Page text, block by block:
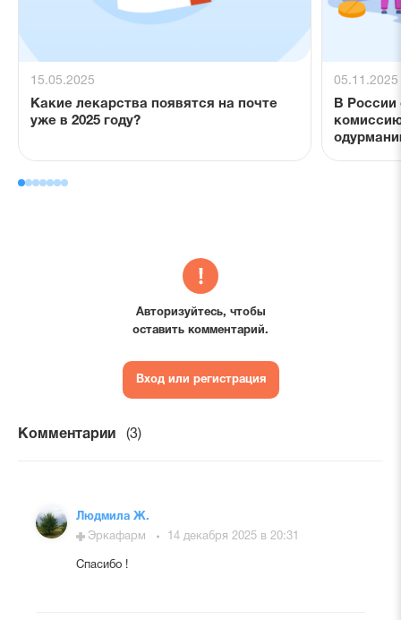
15.05.2025
Какие лекарства появятся на почте
уже в 2025 году?
05.11.2025
В
Авторизуйтесь, чтобы
оставить комментарий.
Вход или регистрация
Комментарии (3)
Людмила Ж.
Эркафарм
14 декабря 2025 в 20:31
Спасибо !